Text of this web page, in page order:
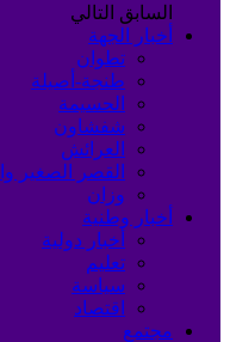
السابق التالي
أخبار الجهة
تطوان
طنجة-أصيلة
الحسيمة
شفشاون
العرائش
القصر الصغير
وزان
أخبار وطنية
أخبار دولية
تعليم
سياسة
اقتصاد
مجتمع